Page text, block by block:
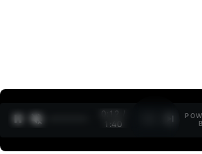
0:12 /
1:40